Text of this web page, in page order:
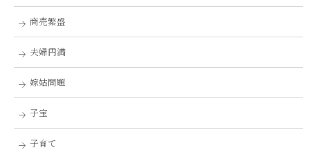
商売繁盛
夫婦円満
嫁姑問題
子宝
子育て